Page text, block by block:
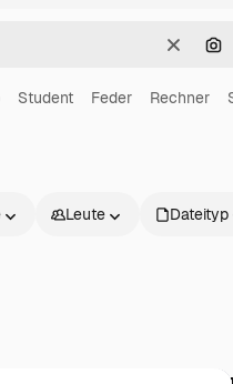
Löschen
Student Feder Rechner
Leute Dateityp